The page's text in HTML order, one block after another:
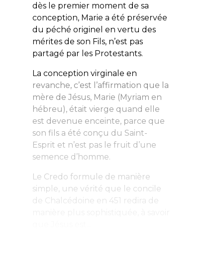
dès le premier moment de sa
conception, Marie a été préservée
du péché originel en vertu des
mérites de son Fils, n’est pas
partagé par les Protestants.
La conception virginale en
revanche, c’est l’affirmation que la
mère de Jésus, Marie (Myriam en
hébreu), était vierge quand elle
est devenue enceinte, parce que
son fils a été conçu du Saint-
Esprit et n’est pas le fruit d’une
semence d’homme.
Le Credo formule de manière
simple, une vérité que le concile
de Chalcédoine en 451 redira de